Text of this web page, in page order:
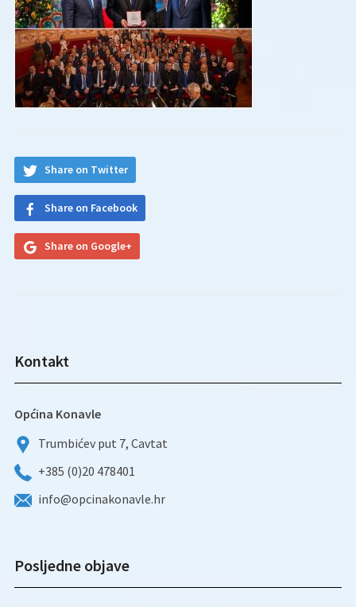
Share on Twitter
Share on Facebook
Share on Google+
Kontakt
Općina Konavle
Trumbićev put 7, Cavtat
+385 (0)20 478401
info@opcinakonavle.hr
Posljedne objave